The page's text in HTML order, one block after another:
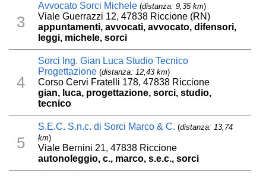
3
Avvocato Sorci Michele (distanza: 9,35 km)
Viale Guerrazzi 12, 47838 Riccione (RN)
appuntamenti, avvocati, avvocato, difensori,
leggi, michele, sorci
4
Sorci Ing. Gian Luca Studio Tecnico
Progettazione (distanza: 12,43 km)
Corso Cervi Fratelli 178, 47838 Riccione
gian, luca, progettazione, sorci, studio,
tecnico
5
S.E.C. S.n.c. di Sorci Marco & C. (distanza: 13,74
km)
Viale Bernini 21, 47838 Riccione
autonoleggio, c., marco, s.e.c., sorci